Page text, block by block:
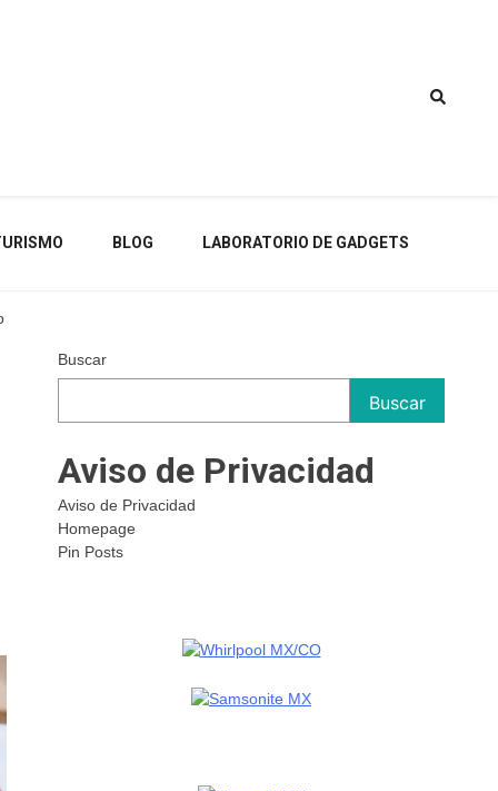
BLOG LABORATORIO DE GADGETS
Buscar
Buscar
Aviso de Privacidad
Aviso de Privacidad
Homepage
Pin Posts